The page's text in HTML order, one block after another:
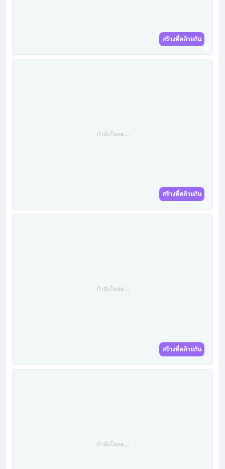
สร้างที่คล้ายกัน
กำลังโหลด...
สร้างที่คล้ายกัน
กำลังโหลด...
สร้างที่คล้ายกัน
กำลังโหลด...